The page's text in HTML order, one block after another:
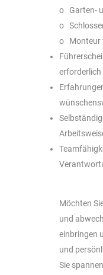
o Garten-
o
o Monteur
erforderlich
Möchten
und
einbringen
und
Sie